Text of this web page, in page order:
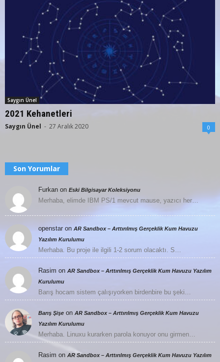
Saygın Ünel
2021 Kehanetleri
Saygın Ünel - 27 Aralık 2020 0
Son Yorumlar
Furkan on Eski Bilgisayar Koleksiyonu
Merhaba, elimde IBM PS/1 mevcut mause, yazıcı her…
openstar on AR Sandbox – Arttırılmış Gerçeklik Kum Havuzu
Yazılım Kurulumu
Merhaba. Bu proje ile ilgili 1-2 sorum olacaktı. S…
Rasim on AR Sandbox – Arttırılmış Gerçeklik Kum Havuzu Yazılım
Kurulumu
Barış hocam sistem çalışıyorken birdenbire bu şeki…
Barış Şişe on AR Sandbox – Arttırılmış Gerçeklik Kum Havuzu
Yazılım Kurulumu
Merhaba. Linuxu kurarken parola konuyor onu girmen…
Rasim on AR Sandbox – Arttırılmış Gerçeklik Kum Havuzu Yazılım